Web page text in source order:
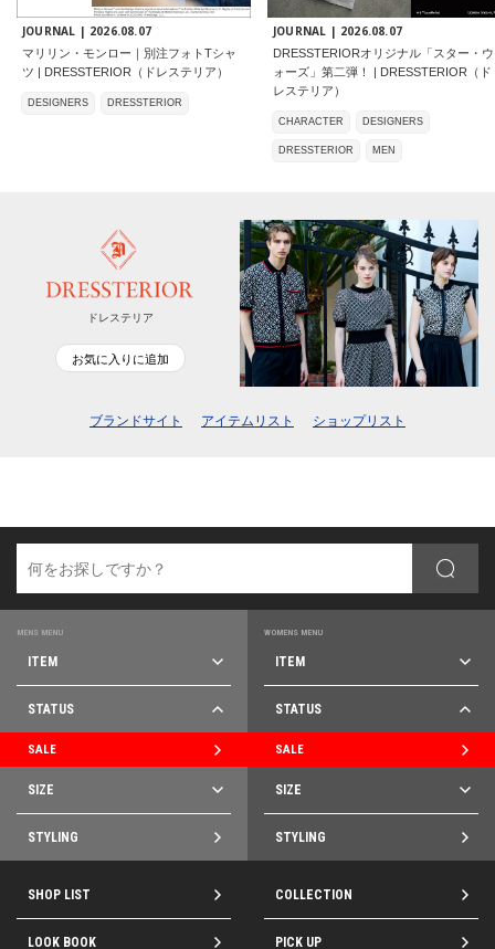
JOURNAL | 2026.08.07
マリリン・モンロー｜別注フォトTシャ
ツ | DRESSTERIOR（ドレステリア）
DESIGNERS DRESSTERIOR
JOURNAL | 2026.08.07
DRESSTERIORオリジナル「スター・ウ
ォーズ」第二弾！ | DRESSTERIOR（ド
レステリア）
CHARACTER DESIGNERS
DRESSTERIOR MEN
ドレステリア
お気に入りに追加
ブランドサイト アイテムリスト ショップリスト
MENS MENU
ITEM
STATUS
SALE
SIZE
STYLING
WOMENS MENU
ITEM
STATUS
SALE
SIZE
STYLING
SHOP LIST COLLECTION
LOOK BOOK PICK UP